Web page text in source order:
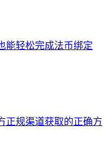
能轻松完成法币绑定
正规渠道获取的正确方